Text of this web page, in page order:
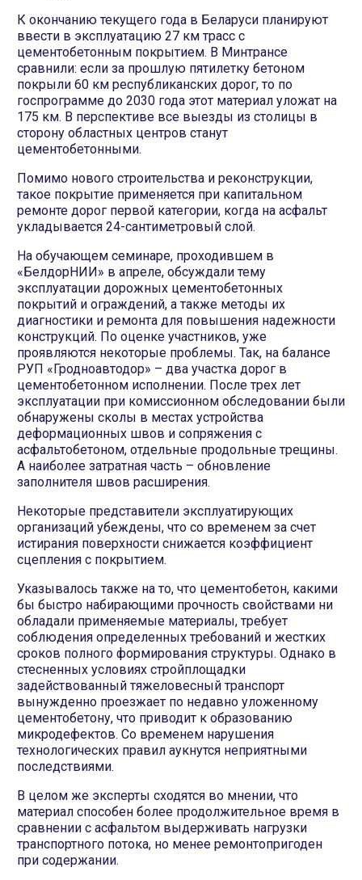
К окончанию текущего года в Беларуси планируют
ввести в эксплуатацию 27 км трасс с
цементобетонным покрытием. В Минтрансе
сравнили: если за прошлую пятилетку бетоном
покрыли 60 км республиканских дорог, то по
госпрограмме до 2030 года этот материал уложат на
175 км. В перспективе все выезды из столицы в
сторону областных центров станут
цементобетонными.
Помимо нового строительства и реконструкции,
такое покрытие применяется при капитальном
ремонте дорог первой категории, когда на асфальт
укладывается 24-сантиметровый слой.
На обучающем семинаре, проходившем в
«БелдорНИИ» в апреле, обсуждали тему
эксплуатации дорожных цементобетонных
покрытий и ограждений, а также методы их
диагностики и ремонта для повышения надежности
конструкций. По оценке участников, уже
проявляются некоторые проблемы. Так, на балансе
РУП «Гродноавтодор» – два участка дорог в
цементобетонном исполнении. После трех лет
эксплуатации при комиссионном обследовании были
обнаружены сколы в местах устройства
деформационных швов и сопряжения с
асфальтобетоном, отдельные продольные трещины.
А наиболее затратная часть – обновление
заполнителя швов расширения.
Некоторые представители эксплуатирующих
организаций убеждены, что со временем за счет
истирания поверхности снижается коэффициент
сцепления с покрытием.
Указывалось также на то, что цементобетон, какими
бы быстро набирающими прочность свойствами ни
обладали применяемые материалы, требует
соблюдения определенных требований и жестких
сроков полного формирования структуры. Однако в
стесненных условиях стройплощадки
задействованный тяжеловесный транспорт
вынужденно проезжает по недавно уложенному
цементобетону, что приводит к образованию
микродефектов. Со временем нарушения
технологических правил аукнутся неприятными
последствиями.
В целом же эксперты сходятся во мнении, что
материал способен более продолжительное время в
сравнении с асфальтом выдерживать нагрузки
транспортного потока, но менее ремонтопригоден
при содержании.